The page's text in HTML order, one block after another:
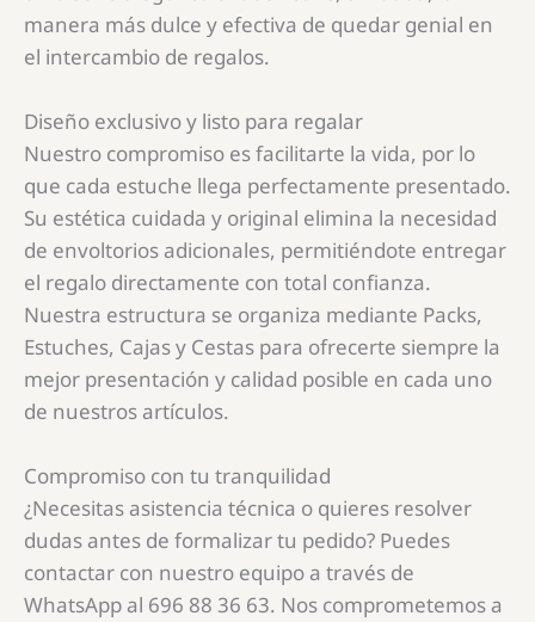
manera más dulce y efectiva de quedar genial en
el intercambio de regalos.
Diseño exclusivo y listo para regalar
Nuestro compromiso es facilitarte la vida, por lo
que cada estuche llega perfectamente presentado.
Su estética cuidada y original elimina la necesidad
de envoltorios adicionales, permitiéndote entregar
el regalo directamente con total confianza.
Nuestra estructura se organiza mediante Packs,
Estuches, Cajas y Cestas para ofrecerte siempre la
mejor presentación y calidad posible en cada uno
de nuestros artículos.
Compromiso con tu tranquilidad
¿Necesitas asistencia técnica o quieres resolver
dudas antes de formalizar tu pedido? Puedes
contactar con nuestro equipo a través de
WhatsApp al 696 88 36 63. Nos comprometemos a